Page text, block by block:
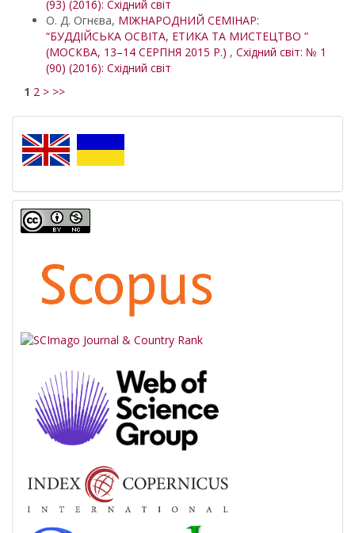
(93) (2016): Східний світ
О. Д. Огнєва, МІЖНАРОДНИЙ СЕМІНАР:
“БУДДІЙСЬКА ОСВІТА, ЕТИКА ТА МИСТЕЦТВО ”
(МОСКВА, 13–14 СЕРПНЯ 2015 Р.) , Східний світ: № 1
(90) (2016): Східний світ
1 2 > >>